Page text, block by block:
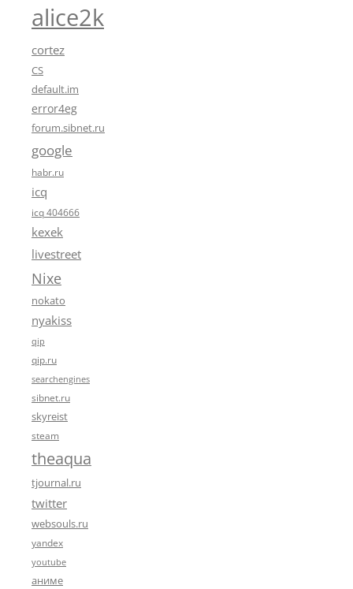
alice2k
cortez
CS
default.im
error4eg
forum.sibnet.ru
google
habr.ru
icq
icq 404666
kexek
livestreet
Nixe
nokato
nyakiss
qip
qip.ru
searchengines
sibnet.ru
skyreist
steam
theaqua
tjournal.ru
twitter
websouls.ru
yandex
youtube
аниме